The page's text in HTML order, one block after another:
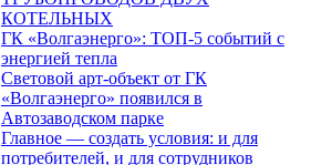
КОТЕЛЬНЫХ
ГК «Волгаэнерго»: ТОП-5 событий с
энергией тепла
Световой арт-объект от ГК
«Волгаэнерго» появился в
Автозаводском парке
Главное — создать условия: и для
потребителей, и для сотрудников